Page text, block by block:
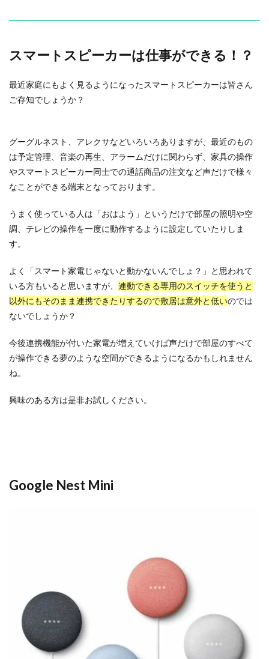
スマートスピーカーは仕事ができる！？
最近家庭にもよく見るようになったスマートスピーカーは皆さん
ご存知でしょうか？
グーグルネスト、アレクサなどいろいろありますが、最近のもの
は予定管理、音楽の再生、アラームだけに関わらず、家具の操作
やスマートスピーカー同士での通話商品の注文など声だけで様々
なことができる端末となっております。
うまく使っている人は「おはよう」というだけで部屋の照明や空
調、テレビの操作を一度に動作するように設定していたりしま
す。
よく「スマート家電じゃないと動かないんでしょ？」と思われて
いる方もいると思いますが、 連動できる専用のスイッチを使うと
以外にもそのまま連携できたりするので敷居は意外と低いのでは
ないでしょうか？
今後連携機能が付いた家電が増えていけば声だけで部屋のすべて
が操作できる夢のような空間ができるようになるかもしれません
ね。
興味のある方は是非お試しください。
Google Nest Mini